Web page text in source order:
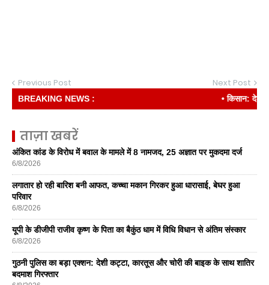
Previous Post Next Post
BREAKING NEWS : • किसान: देश की रीढ़
ताज़ा खबरें
अंकित कांड के विरोध में बवाल के मामले में 8 नामजद, 25 अज्ञात पर मुकदमा दर्ज
6/8/2026
लगातार हो रही बारिश बनी आफत, कच्चा मकान गिरकर हुआ धारासाई, बेघर हुआ
परिवार
6/8/2026
यूपी के डीजीपी राजीव कृष्ण के पिता का बैकुंठ धाम में विधि विधान से अंतिम संस्कार
6/8/2026
गुठनी पुलिस का बड़ा एक्शन: देशी कट्टा, कारतूस और चोरी की बाइक के साथ शातिर
बदमाश गिरफ्तार